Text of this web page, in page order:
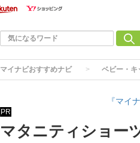
マイナビおすすめナビ ベビー・キ
『マイ
PR
マタニティショー